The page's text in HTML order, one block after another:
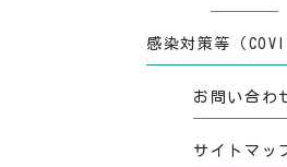
感染対策等（
お問い合わ
サイトマッ